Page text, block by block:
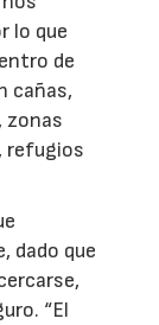
lo que
de
cañas,
zonas
refugios
dado que
“El